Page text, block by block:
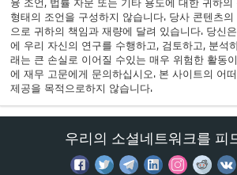
형태의 조언을 구성하지 않습니다. 당사 콘텐츠
으로 귀하의 책임과 재량에 달려 있습니다. 당신
에 우리 자신의 연구를 수행하고, 검토하고, 분석
래는 큰 손실로 이어질 수있는 매우 위험한 활동
에 재무 고문에게 문의하십시오. 본 사이트의 어
제공을 목적으로하지 않습니다.
우리의 소셜네트워크를 피